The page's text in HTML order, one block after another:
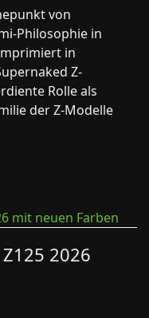
von
Philosophie in
in
Z-
Rolle als
der Z-Modelle
2026